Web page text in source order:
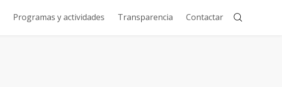
Programas y actividades Transparencia Contactar